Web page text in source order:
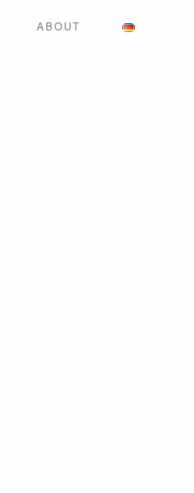
ABOUT